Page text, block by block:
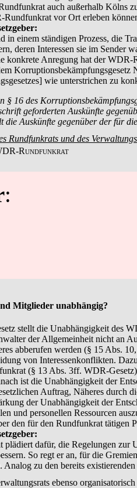
auch außerhalb Kölns
Rundfunkrat vor Ort erleben
in einem ständigen Prozess, die
deren Interessen sie im Sender
konkrete Anregung hat der
wie unterstrichen zu
§ 16 des
geforderten Auskünfte
die Auskünfte gegenüber der für
Rundfunkrats und des
Rundfunkrat
:
Mitglieder unabhängig?
stellt die Unabhängigkeit des
der Allgemeinheit nicht an
abberufen werden (§ 15 Abs.
von Interessenkonflikten.
(§ 13 Abs. 3ff. WDR-
ist die Unabhängigkeit der
Auftrag, Näheres durch
der Unabhängigkeit der
und personellen Ressourcen
den für den Rundfunkrat tätigen
dafür, die Regelungen zur
So regt er an, für die
Analog zu den bereits
ebenso